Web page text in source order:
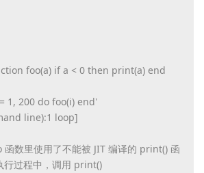
foo(a) if a < 0 then print(a) end
do foo(i) end'
line):1 loop]
函数里使用了不能被 JIT 编译的 print() 函
行过程中，调用 print()